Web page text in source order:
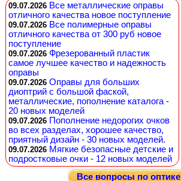
09.07.2026 Все металлические оправы
отличного качества новое поступление
09.07.2026 Все полимерные оправы
отличного качества от 300 руб новое
поступление
09.07.2026 Фрезерованный пластик
самое лучшее качество и надежность
оправы
09.07.2026 Оправы для больших
диоптрий с большой фаской,
металлические, пополнение каталога -
20 новых моделей
09.07.2026 Пополнение недорогих очков
во всех разделах, хорошее качество,
приятный дизайн - 30 новых моделей.
09.07.2026 Мягкие безопасные детские и
подростковые очки - 12 новых моделей
Все вопросы по оптике